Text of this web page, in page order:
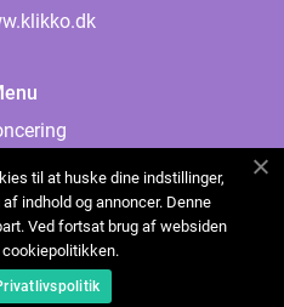
os
til at huske dine indstillinger,
indhold og annoncer. Denne
Ved fortsat brug af websiden